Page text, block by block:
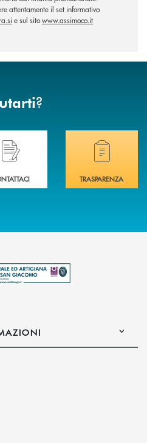
attentamente il set informativo
e sul sitowww.assimoco.it
?
di assistenza immediata?
Hai bisogno di
TRASPARENZA